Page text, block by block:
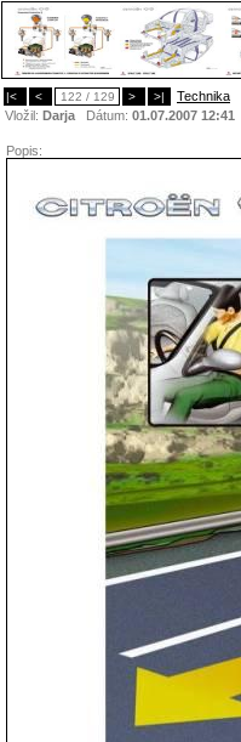
|< < 122 / 129 > >|
Technika
Vložil: Darja Dátum: 01.07.2007 12:41
Popis: